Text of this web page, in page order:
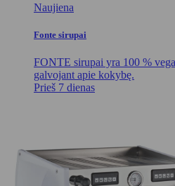
Naujiena
Fonte sirupai
FONTE sirupai yra 100 %
galvojant apie kokybę.
Prieš 7 dienas